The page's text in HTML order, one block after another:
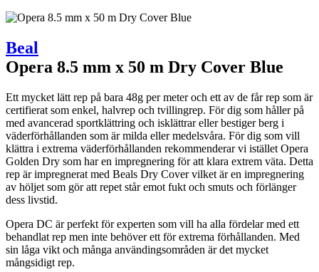
Beal
Opera 8.5 mm x 50 m Dry Cover Blue
Ett mycket lätt rep på bara 48g per meter och ett av de får rep som är
certifierat som enkel, halvrep och tvillingrep. För dig som håller på
med avancerad sportklättring och isklättrar eller bestiger berg i
väderförhållanden som är milda eller medelsvåra. För dig som vill
klättra i extrema väderförhållanden rekommenderar vi istället Opera
Golden Dry som har en impregnering för att klara extrem väta. Detta
rep är impregnerat med Beals Dry Cover vilket är en impregnering
av höljet som gör att repet står emot fukt och smuts och förlänger
dess livstid.
Opera DC är perfekt för experten som vill ha alla fördelar med ett
behandlat rep men inte behöver ett för extrema förhållanden. Med
sin låga vikt och många användingsområden är det mycket
mångsidigt rep.